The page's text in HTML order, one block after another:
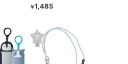
￥1,485